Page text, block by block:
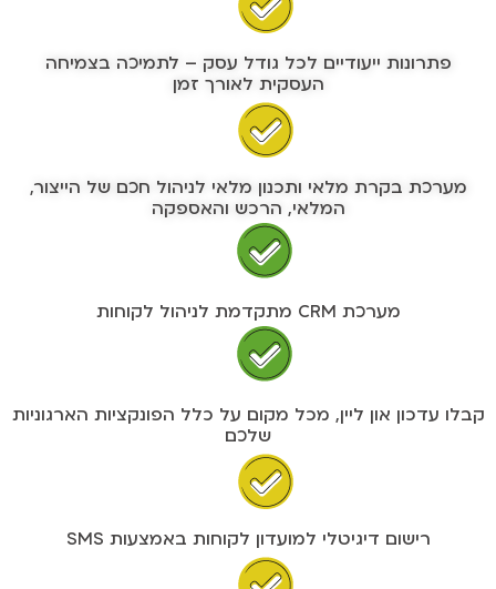
פתרונות ייעודיים לכל גודל עסק – לתמיכה בצמיחה
העסקית לאורך זמן
מערכת בקרת מלאי ותכנון מלאי לניהול חכם של הייצור,
המלאי, הרכש והאספקה
מערכת CRM מתקדמת לניהול לקוחות
קבלו עדכון און ליין, מכל מקום על כלל הפונקציות הארגוניות
שלכם
רישום דיגיטלי למועדון לקוחות באמצעות SMS